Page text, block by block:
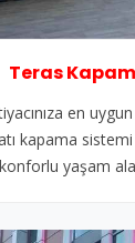
Teras
en
kapama sistemi
yaşam